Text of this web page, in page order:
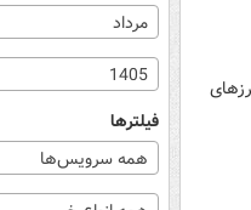
مرداد
1405
فیلترها
همه سرویس‌ها